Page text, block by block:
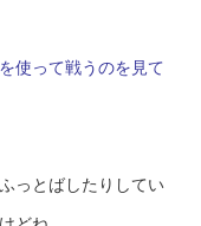
って戦うのを見て
っとばしたりしてい